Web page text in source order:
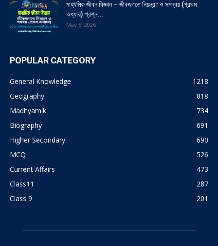
মাধ্যমিক জীবন বিজ্ঞান – জীবজগতে নিয়ন্ত্রণ ও সমন্বয় (প্রথম
অধ্যায়) প্রশ্ন...
May 5, 2026
POPULAR CATEGORY
General Knowledge
1218
Geography
818
Madhyamik
734
Biography
691
Higher Secondary
690
MCQ
526
Current Affairs
473
Class11
287
Class 9
201